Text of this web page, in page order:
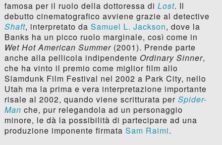
famosa per il ruolo della dottoressa di Lost. Il
debutto cinematografico avviene grazie al detective
Shaft, interpretato da Samuel L. Jackson, dove la
Banks ha un picco ruolo marginale, così come in
Wet Hot American Summer(2001). Prende parte
anche alla pellicola indipendente Ordinary Sinner,
che ha vinto il premio come miglior film allo
Slamdunk Film Festival nel 2002 a Park City, nello
Utah ma la prima e vera interpretazione importante
risale al 2002, quando viene scritturata per Spider-
Man che, pur relegandola ad un personaggio
minore, le dà la possibilità di partecipare ad una
produzione imponente firmata Sam Raimi.